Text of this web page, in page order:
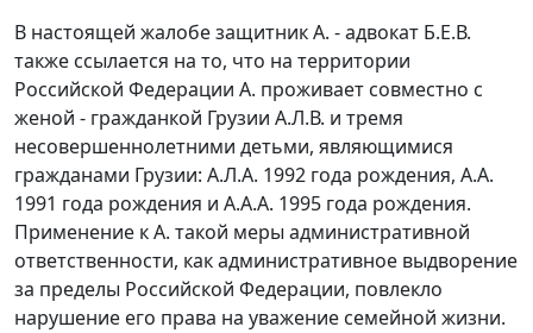
В настоящей жалобе защитник А. - адвокат Б.Е.В.
также ссылается на то, что на территории
Российской Федерации А. проживает совместно с
женой - гражданкой Грузии А.Л.В. и тремя
несовершеннолетними детьми, являющимися
гражданами Грузии: А.Л.А. 1992 года рождения, А.А.
1991 года рождения и А.А.А. 1995 года рождения.
Применение к А. такой меры административной
ответственности, как административное выдворение
за пределы Российской Федерации, повлекло
нарушение его права на уважение семейной жизни.